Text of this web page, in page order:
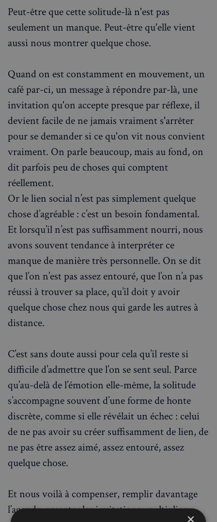
Peut-être que cette solitude-là n'est pas
seulement un manque. Peut-être qu'elle vient
aussi nous montrer quelque chose.
Quand on est constamment en mouvement, un
café par-ci, un message à répondre par-là, une
invitation qu'on accepte presque par réflexe, il
devient facile de ne jamais vraiment s'arrêter
pour se demander si ce qu'on vit nous convient
vraiment. On parle beaucoup, mais au fond, on
dit parfois peu de choses qui comptent
réellement.
Or le lien social n’est pas simplement quelque
chose d’agréable : c’est un besoin fondamental.
Et lorsqu’il n’est pas suffisamment nourri, nous
avons souvent tendance à interpréter ce
manque de manière très personnelle. On se dit
que l’on n’est pas assez entouré, que l’on n’a pas
réussi à trouver sa place, qu’il doit y avoir
quelque chose chez nous qui garde les autres à
distance.
C’est sans doute aussi pour cela qu’il reste si
difficile d’admettre que l’on se sent seul. Parce
qu’au-delà de l’émotion elle-même, la solitude
s’accompagne souvent d’une forme de honte
discrète, comme si elle révélait un échec : celui
de ne pas avoir su créer suffisamment de lien, de
ne pas être assez aimé, assez entouré, assez
quelque chose.
Et nous voilà à compenser, remplir davantage
l’agenda, accepter les invitations, multiplier
×